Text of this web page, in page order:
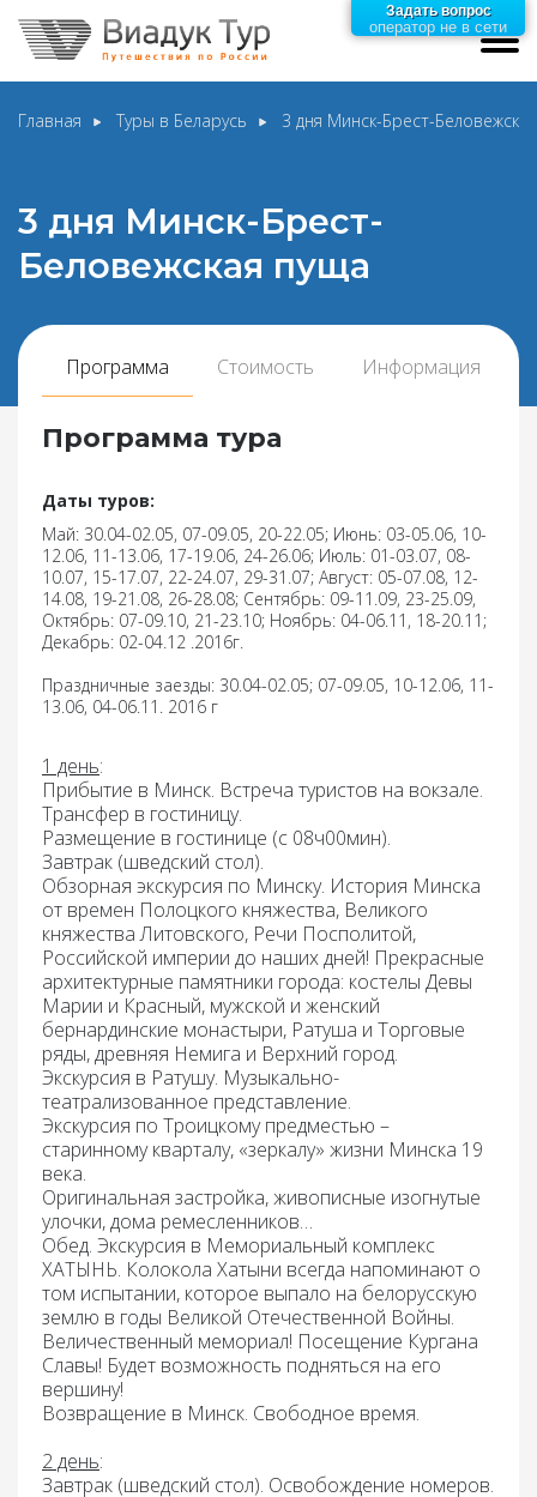
Главная Туры в Беларусь 3 дня Минск-Брест-
3 дня Минск-Брест-
Беловежская пуща
Программа Стоимость Информация
Программа тура
Даты туров:
Май: 30.04-02.05, 07-09.05, 20-22.05; Июнь: 03-05.06, 10-
12.06, 11-13.06, 17-19.06, 24-26.06; Июль: 01-03.07, 08-
10.07, 15-17.07, 22-24.07, 29-31.07; Август: 05-07.08, 12-
14.08, 19-21.08, 26-28.08; Сентябрь: 09-11.09, 23-25.09,
Октябрь: 07-09.10, 21-23.10; Ноябрь: 04-06.11, 18-20.11;
Декабрь: 02-04.12 .2016г.
Праздничные заезды: 30.04-02.05; 07-09.05, 10-12.06, 11-
13.06, 04-06.11. 2016 г
1 день:
Прибытие в Минск. Встреча туристов на вокзале.
Трансфер в гостиницу.
Размещение в гостинице (с 08ч00мин).
Завтрак (шведский стол).
Обзорная экскурсия по Минску. История Минска
от времен Полоцкого княжества, Великого
княжества Литовского, Речи Посполитой,
Российской империи до наших дней! Прекрасные
архитектурные памятники города: костелы Девы
Марии и Красный, мужской и женский
бернардинские монастыри, Ратуша и Торговые
ряды, древняя Немига и Верхний город.
Экскурсия в Ратушу. Музыкально-
театрализованное представление.
Экскурсия по Троицкому предместью –
старинному кварталу, «зеркалу» жизни Минска 19
века.
Оригинальная застройка, живописные изогнутые
улочки, дома ремесленников…
Обед. Экскурсия в Мемориальный комплекс
ХАТЫНЬ. Колокола Хатыни всегда напоминают о
том испытании, которое выпало на белорусскую
землю в годы Великой Отечественной Войны.
Величественный мемориал! Посещение Кургана
Славы! Будет возможность подняться на его
вершину!
Возвращение в Минск. Свободное время.
2 день:
Завтрак (шведский стол). Освобождение номеров.
Задать вопрос
оператор не в сети